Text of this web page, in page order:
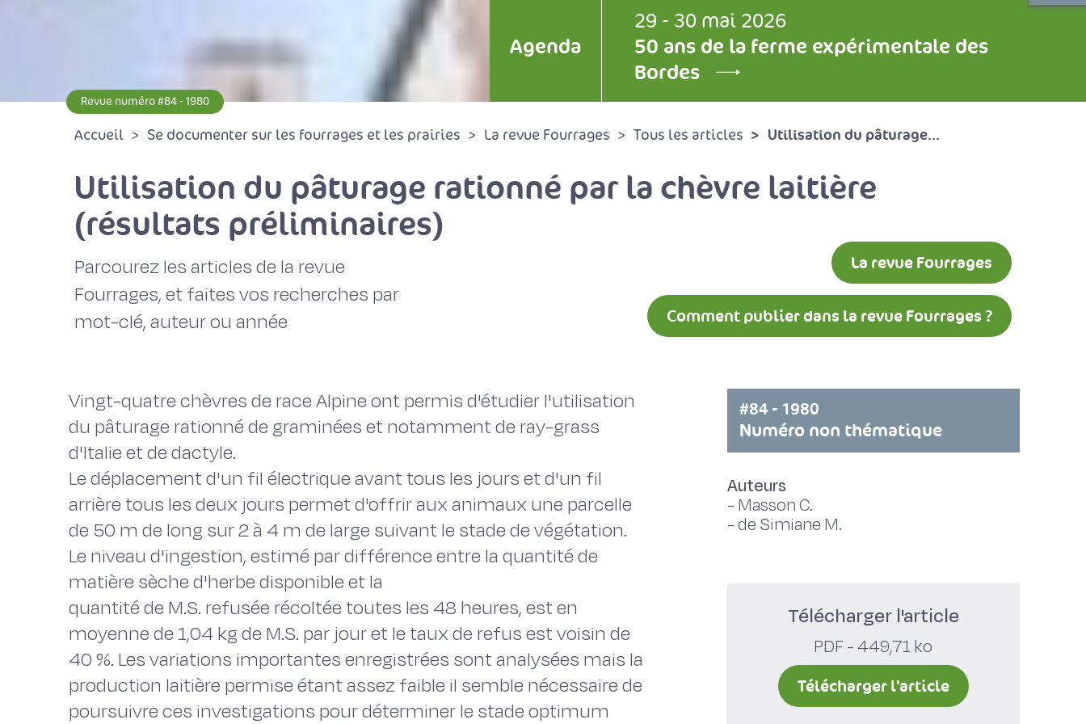
Agenda
29 - 30 mai 2026
50 ans de la ferme expérimentale des
Bordes
Revue numéro #84 - 1980
Accueil Se documenter sur les fourrages et les prairies La revue Fourrages Tous les articles Utilisation du pâturage...
Utilisation du pâturage rationné par la chèvre laitière
(résultats préliminaires)
Parcourez les articles de la revue
Fourrages, et faites vos recherches par
mot-clé, auteur ou année
La revue Fourrages
Comment publier dans la revue Fourrages ?
Vingt-quatre chèvres de race Alpine ont permis d'étudier l'utilisation
du pâturage rationné de graminées et notamment de ray-grass
d'Italie et de dactyle.
Le déplacement d'un fil électrique avant tous les jours et d'un fil
arrière tous les deux jours permet d'offrir aux animaux une parcelle
de 50 m de long sur 2 à 4 m de large suivant le stade de végétation.
Le niveau d'ingestion, estimé par différence entre la quantité de
matière sèche d'herbe disponible et la
quantité de M.S. refusée récoltée toutes les 48 heures, est en
moyenne de 1,04 kg de M.S. par jour et le taux de refus est voisin de
40 %. Les variations importantes enregistrées sont analysées mais la
production laitière permise étant assez faible il semble nécessaire de
poursuivre ces investigations pour déterminer le stade optimum
#84 - 1980
Numéro non thématique
Auteurs
- Masson C.
-de Simiane M.
Télécharger l'article
PDF - 449,71 ko
Télécharger l'article